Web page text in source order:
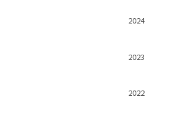
2024
2023
2022